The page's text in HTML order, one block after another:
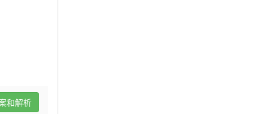
和解析